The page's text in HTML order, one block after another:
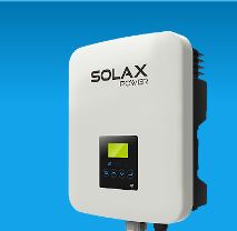
Solax FAQ
Lugar para intercambiar dudas sobre